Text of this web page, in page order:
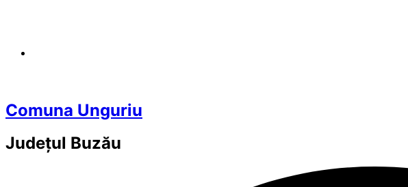
Comuna Unguriu
Județul Buzău